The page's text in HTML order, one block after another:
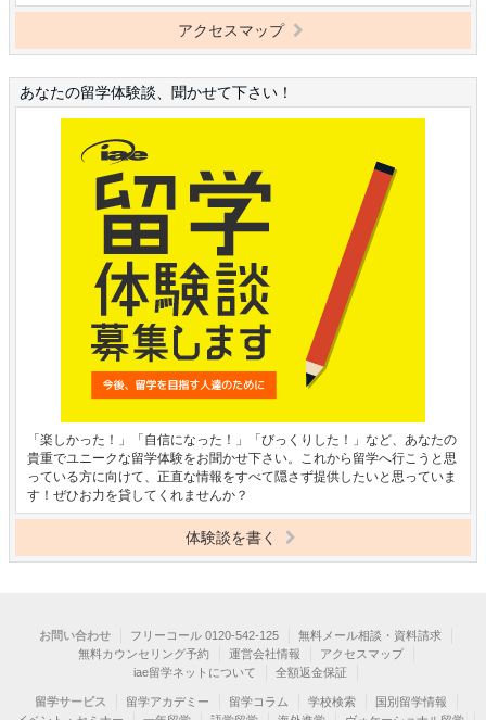
アクセスマップ
あなたの留学体験談、聞かせて下さい！
「楽しかった！」「自信になった！」「びっくりした！」など、あなたの
貴重でユニークな留学体験をお聞かせ下さい。これから留学へ行こうと思
っている方に向けて、正直な情報をすべて隠さず提供したいと思っていま
す！ぜひお力を貸してくれませんか？
体験談を書く
お問い合わせ フリーコール 0120-542-125
無料メール相談・資料請求
無料カウンセリング予約
運営会社情報
アクセスマップ
iae留学ネットについて
全額返金保証
留学サービス 留学アカデミー 留学コラム 学校検索
国別留学情報